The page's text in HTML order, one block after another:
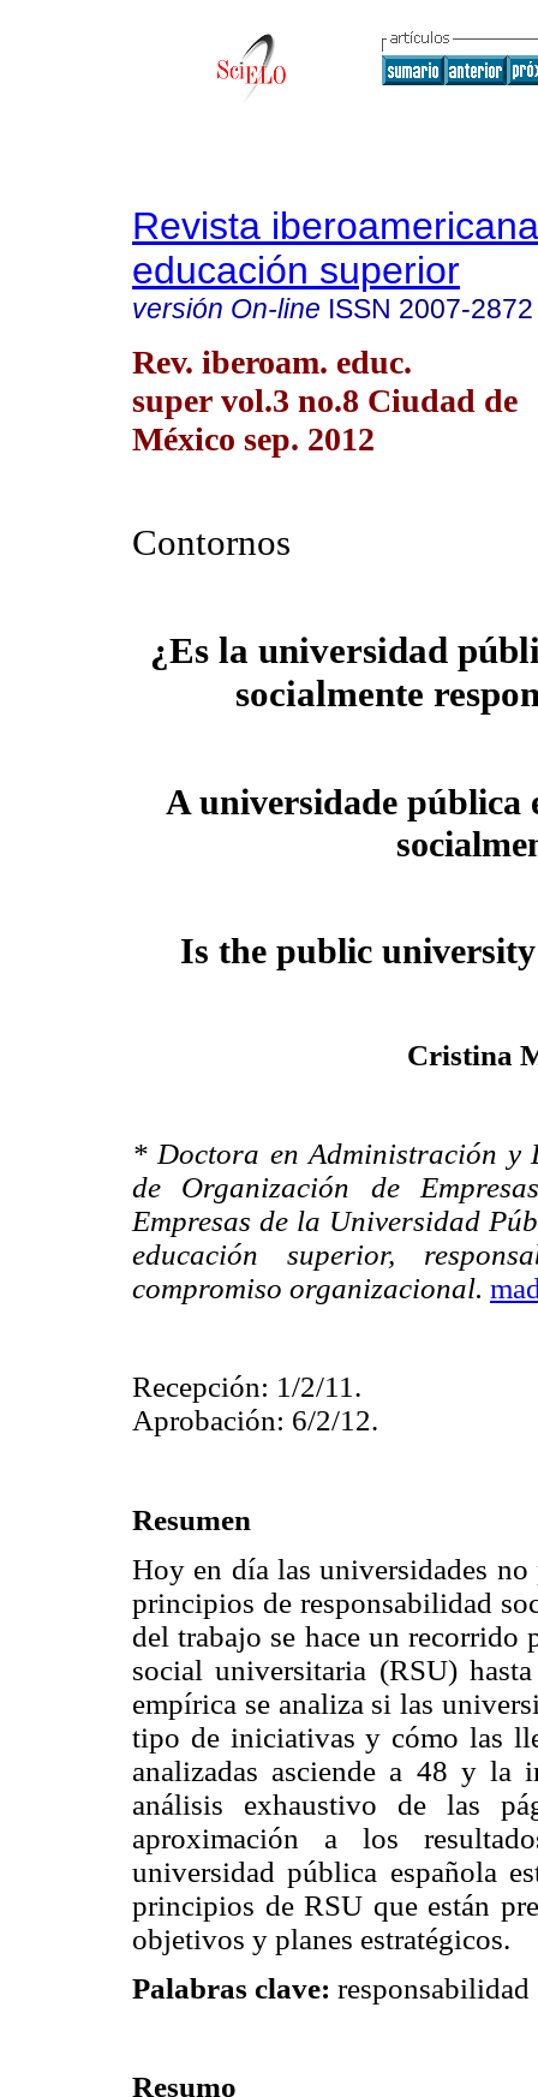
Revista
educación superior
versión On-line ISSN 2007-2872
Rev. iberoam. educ.
super vol.3 no.8 Ciudad de
México sep. 2012
Contornos
¿Es la universidad
socialmente
A universidade pública
Is the public
Cristina
* Doctora en Administración y
de Organización de
Empresas de la Universidad
educación superior,
compromiso organizacional.
Recepción: 1/2/11.
Aprobación: 6/2/12.
Resumen
Hoy en día las universidades no
principios de responsabilidad
del trabajo se hace un recorrido
social universitaria (RSU)
empírica se analiza si las
tipo de iniciativas y cómo las
analizadas asciende a 48 y la
análisis exhaustivo de las
aproximación a los
universidad pública española
principios de RSU que están
objetivos y planes estratégicos.
Palabras clave:
Resumo